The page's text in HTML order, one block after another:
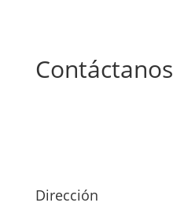
Contáctanos
Dirección